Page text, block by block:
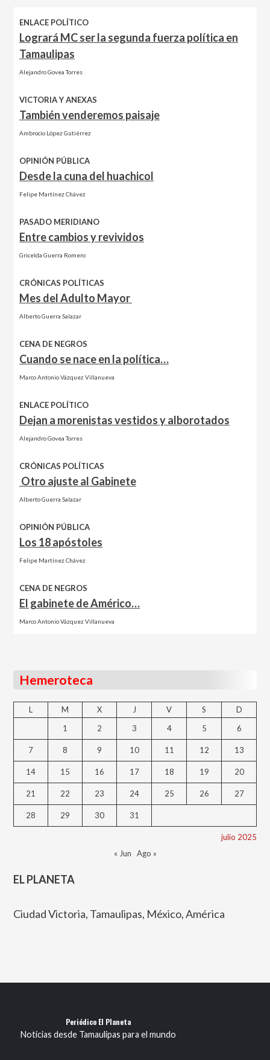
ENLACE POLÍTICO
Logrará MC ser la segunda fuerza política en
Tamaulipas
Alejandro Govea Torres
VICTORIA Y ANEXAS
También venderemos paisaje
Ambrocio López Gutiérrez
OPINIÓN PÚBLICA
Desde la cuna del huachicol
Felipe Martínez Chávez
PASADO MERIDIANO
Entre cambios y revividos
Gricelda Guerra Romero
CRÓNICAS POLÍTICAS
Mes del Adulto Mayor
Alberto Guerra Salazar
CENA DE NEGROS
Cuando se nace en la política…
Marco Antonio Vázquez Villanueva
ENLACE POLÍTICO
Dejan a morenistas vestidos y alborotados
Alejandro Govea Torres
CRÓNICAS POLÍTICAS
Otro ajuste al Gabinete
Alberto Guerra Salazar
OPINIÓN PÚBLICA
Los 18 apóstoles
Felipe Martínez Chávez
CENA DE NEGROS
El gabinete de Américo…
Marco Antonio Vázquez Villanueva
Hemeroteca
julio 2025
L M X J V S
D
1
2 3 4 5 6
7 8 9 10 11 12 13
14 15 16 17 18 19 20
21 22 23 24 25 26 27
28 29 30 31
« Jun Ago »
EL PLANETA
Ciudad Victoria, Tamaulipas, México, América
Periódico El Planeta
Noticias desde Tamaulipas para el mundo